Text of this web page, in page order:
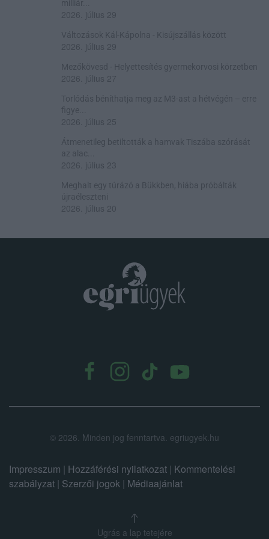
milliár...
2026. július 29
Változások Kál-Kápolna - Kisújszállás között
2026. július 29
Mezőkövesd - Helyettesítés gyermekorvosi körzetben
2026. július 27
Torlódás béníthatja meg az M3-ast a hétvégén – erre
figye...
2026. július 25
Átmenetileg betiltották a hamvak Tiszába szórását
az alac...
2026. július 23
Meghalt egy túrázó a Bükkben, hiába próbálták
újraéleszteni
2026. július 20
© 2026. Minden jog fenntartva. egriugyek.hu
Impresszum | Hozzáférési nyilatkozat | Kommentelési
szabályzat | Szerzői jogok | Médiaajánlat
Ugrás a lap tetejére